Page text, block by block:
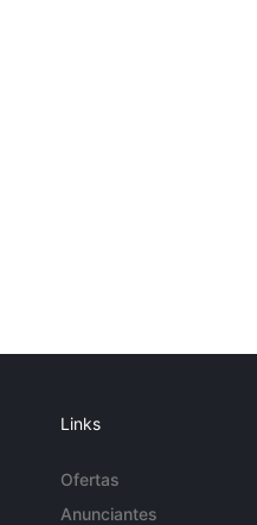
Links
Ofertas
Anunciantes